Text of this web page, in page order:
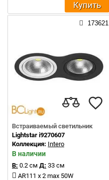
Купить
173621
Встраиваемый светильник
Lightstar i9270607
Коллекция: Intero
В наличии
В: 0.2 см Д: 33 см
AR111 x 2 max 50W